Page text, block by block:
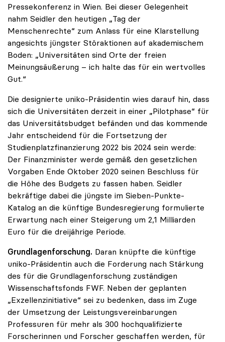
Pressekonferenz in Wien. Bei dieser Gelegenheit
nahm Seidler den heutigen „Tag der
Menschenrechte“ zum Anlass für eine Klarstellung
angesichts jüngster Störaktionen auf akademischem
Boden: „Universitäten sind Orte der freien
Meinungsäußerung – ich halte das für ein wertvolles
Gut.“
Die designierte uniko-Präsidentin wies darauf hin, dass
sich die Universitäten derzeit in einer „Pilotphase“ für
das Universitätsbudget befänden und das kommende
Jahr entscheidend für die Fortsetzung der
Studienplatzfinanzierung 2022 bis 2024 sein werde:
Der Finanzminister werde gemäß den gesetzlichen
Vorgaben Ende Oktober 2020 seinen Beschluss für
die Höhe des Budgets zu fassen haben. Seidler
bekräftige dabei die jüngste im Sieben-Punkte-
Katalog an die künftige Bundesregierung formulierte
Erwartung nach einer Steigerung um 2,1 Milliarden
Euro für die dreijährige Periode.
Grundlagenforschung. Daran knüpfte die künftige
uniko-Präsidentin auch die Forderung nach Stärkung
des für die Grundlagenforschung zuständigen
Wissenschaftsfonds FWF. Neben der geplanten
„Exzellenzinitiative“ sei zu bedenken, dass im Zuge
der Umsetzung der Leistungsvereinbarungen
Professuren für mehr als 300 hochqualifizierte
Forscherinnen und Forscher geschaffen werden, für